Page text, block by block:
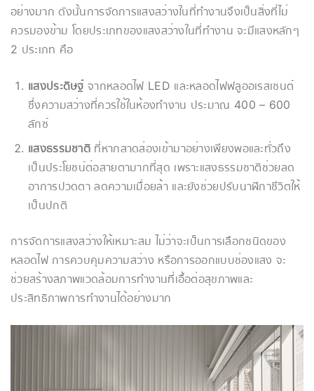
อย่างมาก ดังนั้นการจัดการแสงสว่างในที่ทำงานจึงเป็นสิ่งที่ไม่
ควรมองข้าม โดยประเภทของแสงสว่างในที่ทำงาน จะมีแสงหลักๆ
2 ประเภท คือ
แสงประดิษฐ์จากหลอดไฟ LED และหลอดไฟฟลูออเรสเซนต์
ซึ่งความสว่างที่ควรใช้ในห้องทำงาน ประมาณ 400 – 600
ลักซ์
แสงธรรมชาติ ที่หากสาดส่องเข้ามาอย่างเพียงพอและทั่วถึง
เป็นประโยชน์ต่อสายตามากที่สุด เพราะแสงธรรมชาติช่วยลด
อาการปวดตา ลดความเมื่อยล้า และยังช่วยปรับนาฬิกาชีวิตให้
เป็นปกติ
การจัดการแสงสว่างให้เหมาะสม ไม่ว่าจะเป็นการเลือกชนิดของ
หลอดไฟ การควบคุมความสว่าง หรือการออกแบบช่องแสง จะ
ช่วยสร้างสภาพแวดล้อมการทำงานที่เอื้อต่อสุขภาพและ
ประสิทธิภาพการทำงานได้อย่างมาก